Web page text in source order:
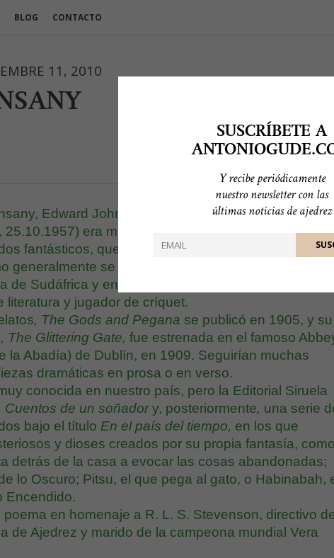
SUSCRÍBETE A
Y recibe periódicamente
nuestro newsletter con las
últimas noticias de ajedrez
BLOG CONTACTO
11, 2010
Edward John Moreton Drax Plunkett (Londres,
25.10.1957) era muy aficionado al ajedrez, además
fantásticos, que conformaron una peculiar
generalmente se le conoce, que, como militar tomó
de Sudáfrica y en la Primera Guerra Mundial, fue
literatura y jugador de críquet.
, The Gods and Pegana se publicó en 1905, y su
, The Glittering Gate, fue estrenada en el famoso
la Abadía) de Dublín, en 1909. Seguirían muchas
dramáticas en prosa o en verso.
conocida en nuestro país, pero la Editorial Siruela
Cuentos de un soñadory, posteriormente, una serie
bajo el título En el país del tiempo, en los que
y dioses creados por su propia fantasía, como
detrás de la casa a evocar las cosas abandonadas;
lo Oscuro; Pitsu, el que pega al gato, o Habinabah,
Encendido.
en homenaje a R. L. S. Stevenson, directivo
de Ajedrez y marido de la campeona mundial Vera